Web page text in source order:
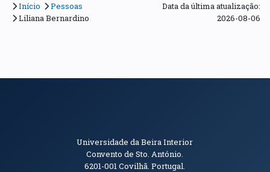
Início
Pessoas
Liliana Bernardino
Data da última atualização:
2026-08-06
Informações de Contacto
Universidade da Beira Interior
Convento de Sto. António.
6201-001Covilhã. Portugal.